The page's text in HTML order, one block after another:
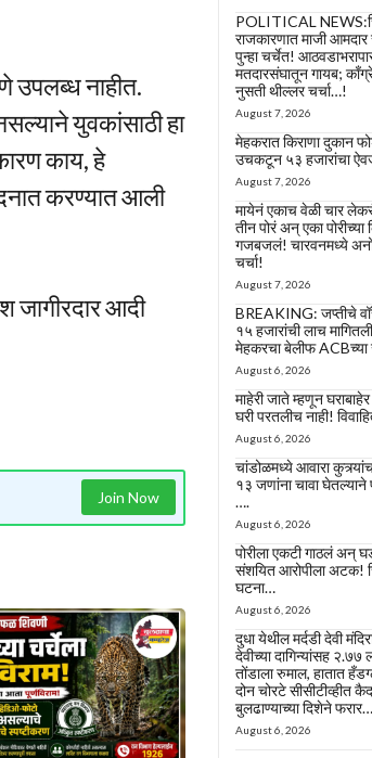
उपलब्ध नाहीत.
युवकांसाठी हा
काय, हे
करण्यात आली
आदी
Join Now
POLITICAL
राजकारणात माजी आमदार
पुन्हा चर्चेत!
मतदारसंघातून गायब;
नुसती थील्लर चर्चा…!
August 7, 2026
मेहकरात किराणा दुकान
उचकटून ५३ हजारांचा
August 7, 2026
मायेनं एकाच वेळी चार
तीन पोरं अन् एका
गजबजलं! चारवनमध्ये
चर्चा!
August 7, 2026
BREAKING: जप्तीचे
१५ हजारांची लाच
मेहकरचा बेलीफ ACBच्या
August 6, 2026
माहेरी जाते म्हणून
घरी परतलीच नाही!
August 6, 2026
चांडोळमध्ये आवारा
१३ जणांना चावा घेतल्याने
….
August 6, 2026
पोरीला एकटी गाठलं अन्
संशयित आरोपीला अटक!
घटना…
August 6, 2026
दुधा येथील मर्दडी देवी
देवीच्या दागिन्यांसह
तोंडाला रुमाल, हातात
दोन चोरटे सीसीटीव्हीत
बुलढाण्याच्या दिशेने
August 6, 2026